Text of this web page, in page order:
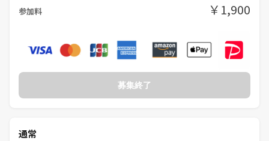
す）
⑥約15分ほどで席替えが有ります。
（もっとお話ししたい方とはLINE交換などもおこないます）
⑦丁寧にお話ししていただいたことにお礼を伝えます。
て着席の前半は終わりです。
参加料 ￥1,900
募集終了
通常